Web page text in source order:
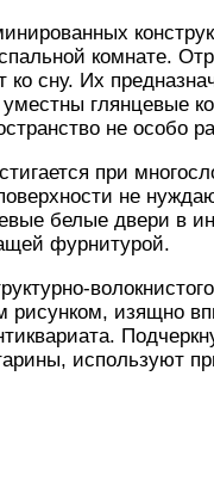
комнате.
ко сну. Их
глянцевые
не особо
при
не
белые двери в
фурнитурой.
изящно
используют